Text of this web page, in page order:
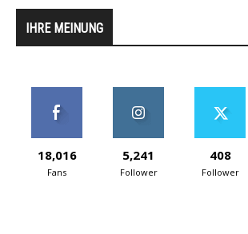
IHRE MEINUNG
18,016
Fans
5,241
Follower
408
Follower